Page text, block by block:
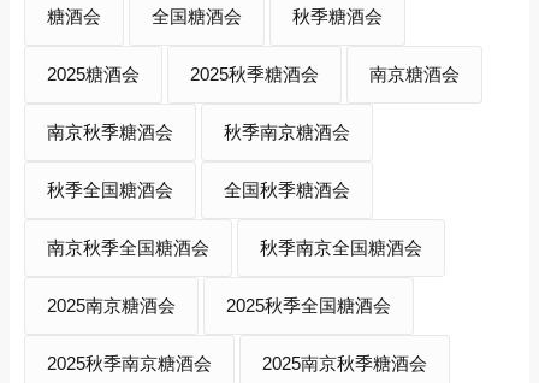
糖酒会 全国糖酒会 秋季糖酒会
2025糖酒会 2025秋季糖酒会 南京糖酒会
南京秋季糖酒会 秋季南京糖酒会
秋季全国糖酒会 全国秋季糖酒会
南京秋季全国糖酒会 秋季南京全国糖酒会
2025南京糖酒会 2025秋季全国糖酒会
2025秋季南京糖酒会 2025南京秋季糖酒会